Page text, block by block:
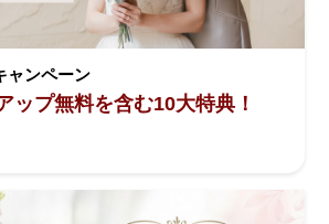
ャンペーン
ップ無料を含む10大特典！